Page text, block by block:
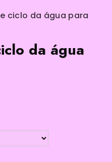
ciclo da água para
da água